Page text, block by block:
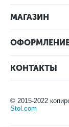
МАГАЗИН
КОНТАКТЫ
© 2015-2022
Stol.com